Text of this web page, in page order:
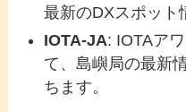
最新のDXスポット
IOTA-JA: IOTAア
て、島嶼局の最新
ちます。